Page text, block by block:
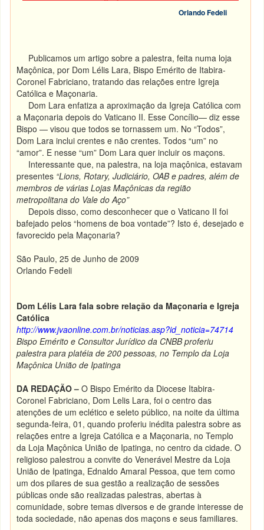
Orlando Fedeli
Publicamos um artigo sobre a palestra, feita numa loja
Maçônica, por Dom Lélis Lara, Bispo Emérito de Itabira-
Coronel Fabriciano, tratando das relações entre Igreja
Católica e Maçonaria.
Dom Lara enfatiza a aproximação da Igreja Católica com
a Maçonaria depois do Vaticano II. Esse Concílio— diz esse
Bispo — visou que todos se tornassem um. No “Todos”,
Dom Lara inclui crentes e não crentes. Todos “um” no
“amor”. E nesse “um” Dom Lara quer incluir os maçons.
Interessante que, na palestra, na loja maçônica, estavam
presentes “Lions, Rotary, Judiciário, OAB e padres, além de
membros de várias Lojas Maçônicas da região
metropolitana do Vale do Aço”
Depois disso, como desconhecer que o Vaticano II foi
bafejado pelos “homens de boa vontade”? Isto é, desejado e
favorecido pela Maçonaria?
São Paulo, 25 de Junho de 2009
Orlando Fedeli
Dom Lélis Lara fala sobre relação da Maçonaria e Igreja
Católica
http://www.jvaonline.com.br/noticias.asp?id_noticia=74714
Bispo Emérito e Consultor Jurídico da CNBB proferiu
palestra para platéia de 200 pessoas, no Templo da Loja
Maçônica União de Ipatinga
DA REDAÇÃO –O Bispo Emérito da Diocese Itabira-
Coronel Fabriciano, Dom Lelis Lara, foi o centro das
atenções de um eclético e seleto público, na noite da última
segunda-feira, 01, quando proferiu inédita palestra sobre as
relações entre a Igreja Católica e a Maçonaria, no Templo
da Loja Maçônica União de Ipatinga, no centro da cidade. O
religioso palestrou a convite do Venerável Mestre da Loja
União de Ipatinga, Ednaldo Amaral Pessoa, que tem como
um dos pilares de sua gestão a realização de sessões
públicas onde são realizadas palestras, abertas à
comunidade, sobre temas diversos e de grande interesse de
toda sociedade, não apenas dos maçons e seus familiares.